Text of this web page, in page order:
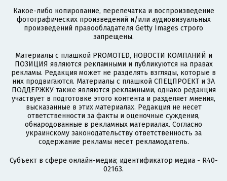
Какое-либо копирование, перепечатка и воспроизведение
фотографических произведений и/или аудиовизуальных
произведений правообладателя Getty Images строго
запрещены.
Материалы с плашкой PROMOTED, НОВОСТИ КОМПАНИЙ и
ПОЗИЦИЯ являются рекламными и публикуются на правах
рекламы. Редакция может не разделять взгляды, которые в
них продвигаются. Материалы с плашкой СПЕЦПРОЕКТ и ЗА
ПОДДЕРЖКУ также являются рекламными, однако редакция
участвует в подготовке этого контента и разделяет мнения,
высказанные в этих материалах. Редакция не несет
ответственности за факты и оценочные суждения,
обнародованные в рекламных материалах. Согласно
украинскому законодательству ответственность за
содержание рекламы несет рекламодатель.
Субъект в сфере онлайн-медиа; идентификатор медиа - R40-
02163.